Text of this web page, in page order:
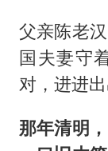
父亲陈老
国夫妻守
对，进进出
那年清明